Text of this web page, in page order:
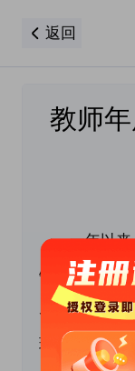
返回
教师
一年以来，
针，忠诚党的
尽力做好各项
现将本人在一